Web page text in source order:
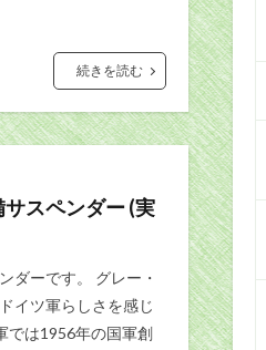
続きを読む
スペンダー (実
ダーです。 グレー・
イツ軍らしさを感じ
は1956年の国軍創